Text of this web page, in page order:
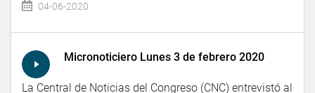
04-06-2020
Micronoticiero Lunes 3 de febrero 2020
La Central de Noticias del Congreso (CNC) entrevistó al